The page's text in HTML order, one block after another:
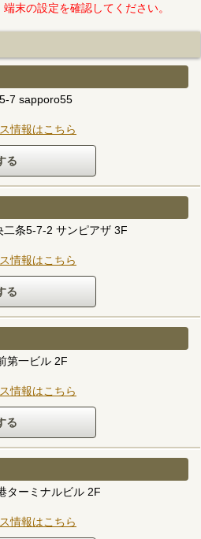
末の設定を確認してください。
7 sapporo55
情報はこちら
条5-7-2 サンピアザ 3F
情報はこちら
第一ビル 2F
情報はこちら
ターミナルビル 2F
情報はこちら